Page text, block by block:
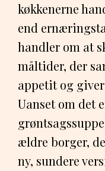
køkkenerne
end
handler om at
måltider, der
appetit og
Uanset om det
ældre borger,
ny, sundere